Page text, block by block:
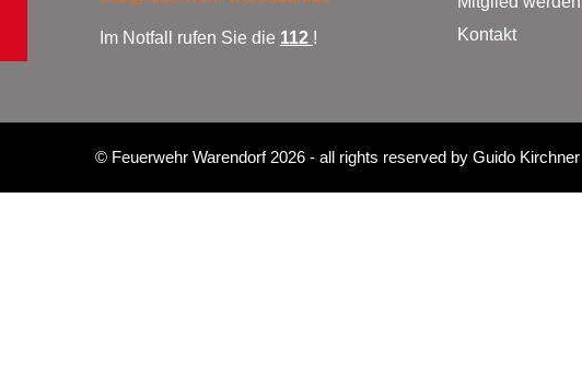
Im Notfall rufen Sie die 112 !
Kontakt
© Feuerwehr Warendorf 2026- all rights reserved by Guido Kirchner